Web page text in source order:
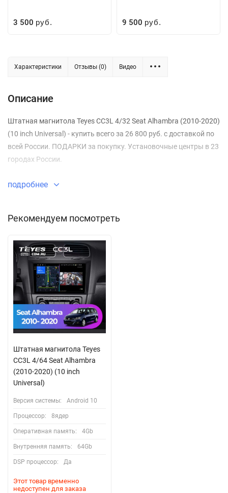
3 500 руб. 9 500 руб.
Характеристики Отзывы (0) Видео
Описание
Штатная магнитола Teyes CC3L 4/32 Seat Alhambra (2010-2020)
(10 inch Universal) - купить всего за 26 800 руб. с доставкой по
всей России. ПОДАРКИ за покупку. Установочные центры в 23
городах России.
подробнее
Рекомендуем посмотреть
Штатная магнитола Teyes
CC3L 4/64 Seat Alhambra
(2010-2020) (10 inch
Universal)
Версия системы: Android 10
Процессор: 8ядер
Оперативная память: 4Gb
Внутренняя память: 64Gb
DSP процессор: Да
Этот товар временно
недоступен для заказа